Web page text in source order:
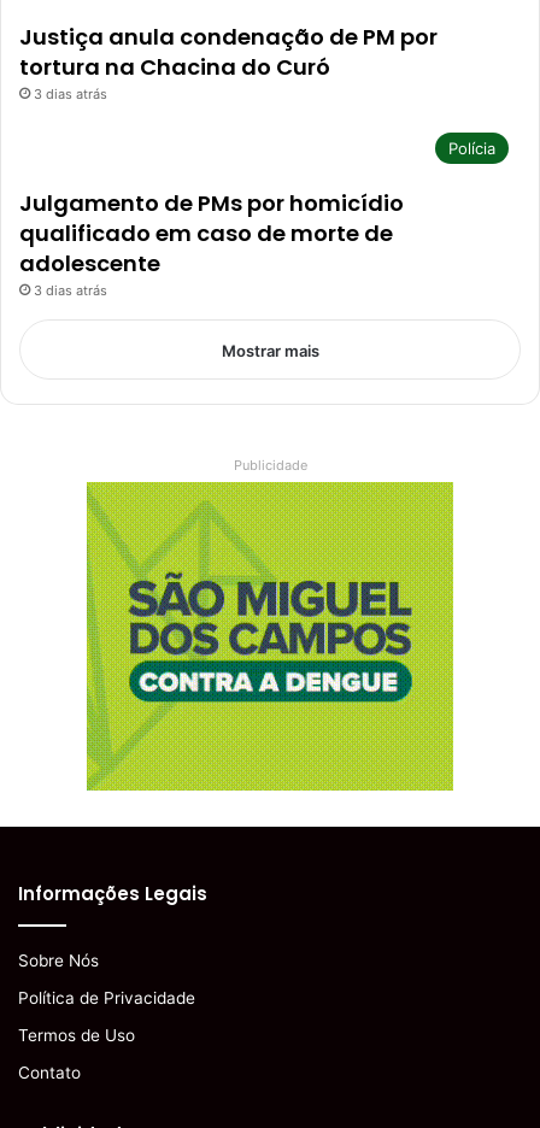
Justiça anula condenação de PM por
tortura na Chacina do Curó
3 dias atrás
Polícia
Julgamento de PMs por homicídio
qualificado em caso de morte de
adolescente
3 dias atrás
Mostrar mais
Publicidade
Informações Legais
Sobre Nós
Política de Privacidade
Termos de Uso
Contato